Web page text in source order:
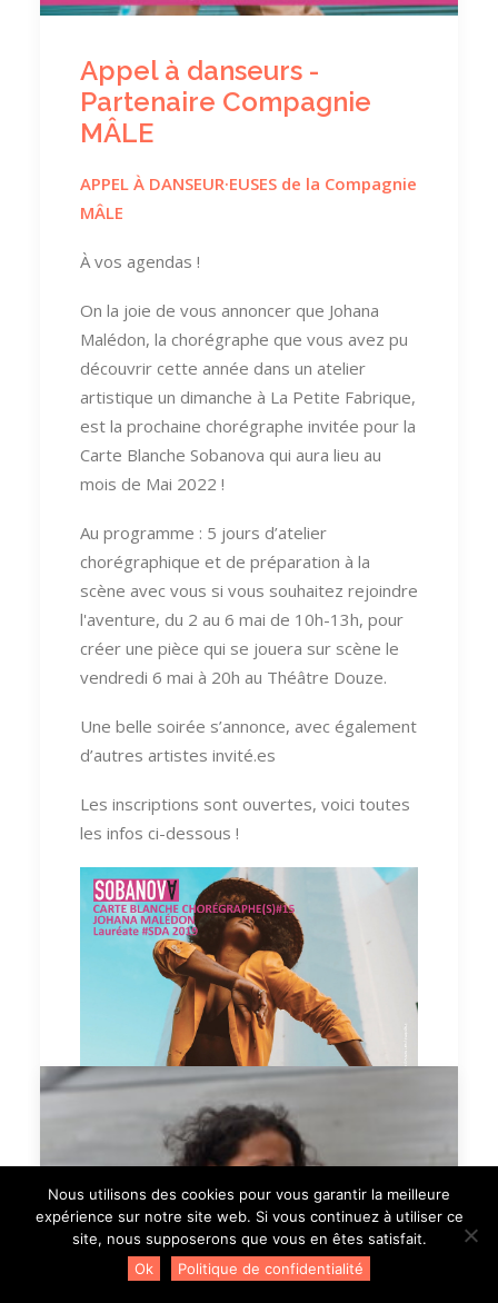
Appel à danseurs -
Partenaire Compagnie
MÂLE
APPEL À DANSEUR·EUSES de la Compagnie
MÂLE
À vos agendas !
On la joie de vous annoncer que Johana
Malédon, la chorégraphe que vous avez pu
découvrir cette année dans un atelier
artistique un dimanche à La Petite Fabrique,
est la prochaine chorégraphe invitée pour la
Carte Blanche Sobanova qui aura lieu au
mois de Mai 2022 !
Au programme : 5 jours d’atelier
chorégraphique et de préparation à la
scène avec vous si vous souhaitez rejoindre
l'aventure, du 2 au 6 mai de 10h-13h, pour
créer une pièce qui se jouera sur scène le
vendredi 6 mai à 20h au Théâtre Douze.
Une belle soirée s’annonce, avec également
d’autres artistes invité.es
Les inscriptions sont ouvertes, voici toutes
les infos ci-dessous !
Crédits photo : Johan Glenac
Nous utilisons des cookies pour vous garantir la meilleure
expérience sur notre site web. Si vous continuez à utiliser ce
site, nous supposerons que vous en êtes satisfait.
Ok
Politique de confidentialité